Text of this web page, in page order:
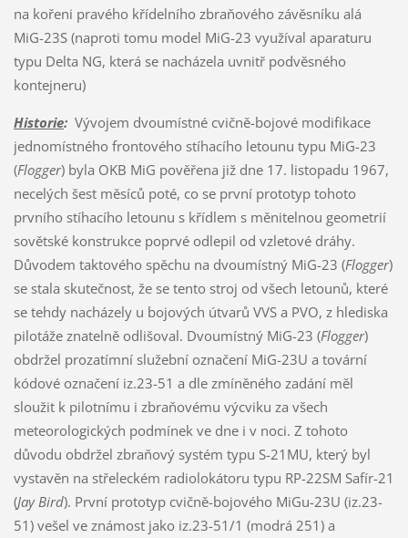
na kořeni pravého křídelního zbraňového závěsníku alá
MiG-23S (naproti tomu model MiG-23 využíval aparaturu
typu Delta NG, která se nacházela uvnitř podvěsného
kontejneru)
Historie:Vývojem dvoumístné cvičně-bojové modifikace
jednomístného frontového stíhacího letounu typu MiG-23
(Flogger) byla OKB MiG pověřena již dne 17. listopadu 1967,
necelých šest měsíců poté, co se první prototyp tohoto
prvního stíhacího letounu s křídlem s měnitelnou geometrií
sovětské konstrukce poprvé odlepil od vzletové dráhy.
Důvodem taktového spěchu na dvoumístný MiG-23 (Flogger)
se stala skutečnost, že se tento stroj od všech letounů, které
se tehdy nacházely u bojových útvarů VVS a PVO, z hlediska
pilotáže znatelně odlišoval. Dvoumístný MiG-23 (Flogger)
obdržel prozatímní služební označení MiG-23U a tovární
kódové označení iz.23-51 a dle zmíněného zadání měl
sloužit k pilotnímu i zbraňovému výcviku za všech
meteorologických podmínek ve dne i v noci. Z tohoto
důvodu obdržel zbraňový systém typu S-21MU, který byl
vystavěn na střeleckém radiolokátoru typu RP-22SM Safír-21
(Jay Bird). První prototyp cvičně-bojového MiGu-23U (iz.23-
51) vešel ve známost jako iz.23-51/1 (modrá 251) a